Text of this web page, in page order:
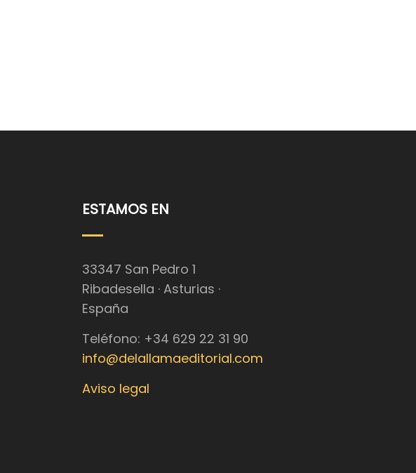
ESTAMOS EN
33347 San Pedro 1
Ribadesella · Asturias ·
España
Teléfono: +34 629 22 31 90
info@delallamaeditorial.com
Aviso legal